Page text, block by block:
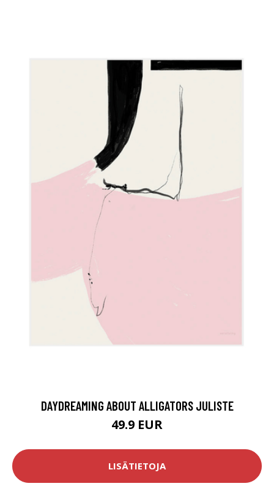
DAYDREAMING ABOUT ALLIGATORS JULISTE
49.9 EUR
LISÄTIETOJA